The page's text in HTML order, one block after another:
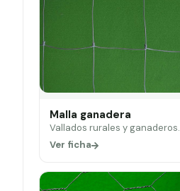
Malla ganadera
Vallados rurales y ganaderos.
Ver ficha